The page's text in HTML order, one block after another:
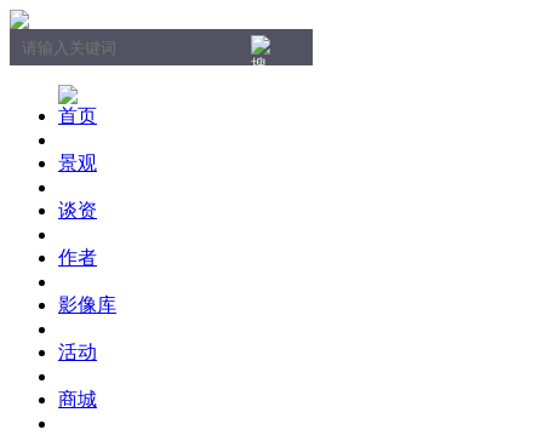
首页
景观
谈资
作者
影像库
活动
商城